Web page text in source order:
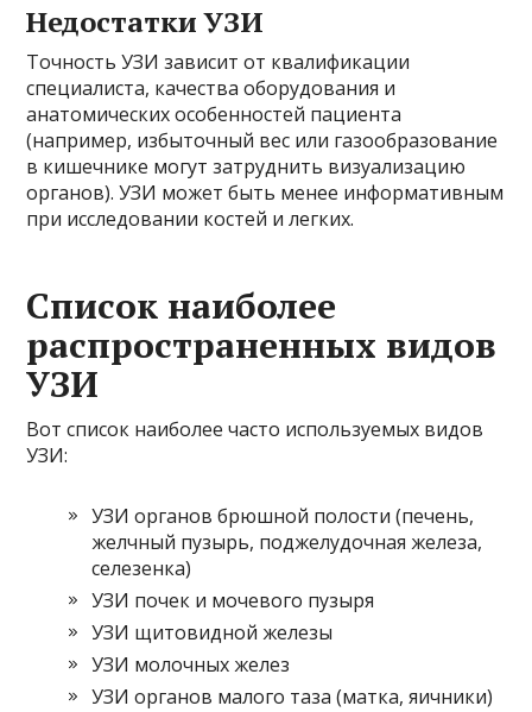
Недостатки УЗИ
Точность УЗИ зависит от квалификации
специалиста, качества оборудования и
анатомических особенностей пациента
(например, избыточный вес или газообразование
в кишечнике могут затруднить визуализацию
органов). УЗИ может быть менее информативным
при исследовании костей и легких.
Список наиболее
распространенных видов
УЗИ
Вот список наиболее часто используемых видов
УЗИ:
УЗИ органов брюшной полости (печень,
желчный пузырь, поджелудочная железа,
селезенка)
УЗИ почек и мочевого пузыря
УЗИ щитовидной железы
УЗИ молочных желез
УЗИ органов малого таза (матка, яичники)